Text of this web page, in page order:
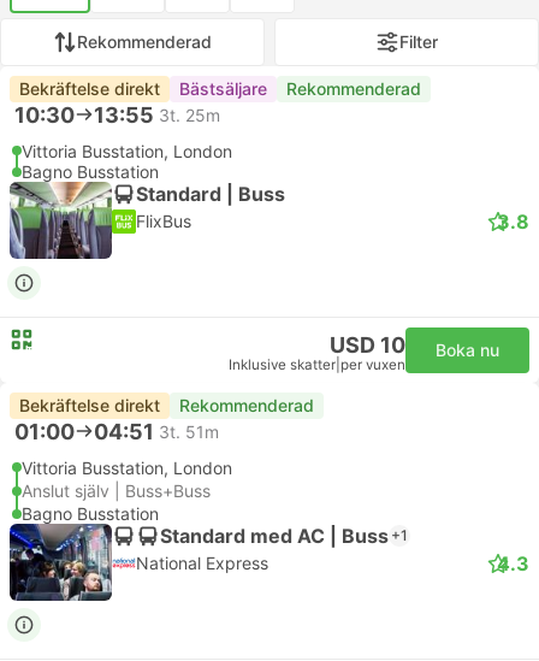
Rekommenderad Filter
Bekräftelse direkt Bästsäljare Rekommenderad
10:30 13:55 3t. 25m
Vittoria Busstation, London
Bagno Busstation
Standard | Buss
FlixBus 3.8
USD 10
Inklusive skatter per vuxen
Boka nu
Bekräftelse direkt Rekommenderad
01:00 04:51 3t. 51m
Vittoria Busstation, London
Anslut själv | Buss+Buss
Bagno Busstation
Standard med AC | Buss +1
National Express 4.3